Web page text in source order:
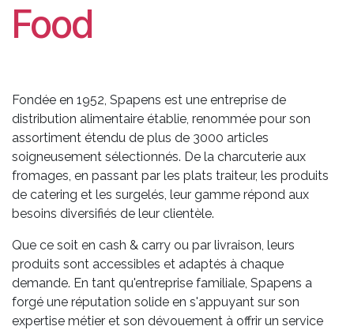
Food
Fondée en 1952, Spapens est une entreprise de
distribution alimentaire établie, renommée pour son
assortiment étendu de plus de 3000 articles
soigneusement sélectionnés. De la charcuterie aux
fromages, en passant par les plats traiteur, les produits
de catering et les surgelés, leur gamme répond aux
besoins diversifiés de leur clientèle.
Que ce soit en cash & carry ou par livraison, leurs
produits sont accessibles et adaptés à chaque
demande. En tant qu'entreprise familiale, Spapens a
forgé une réputation solide en s'appuyant sur son
expertise métier et son dévouement à offrir un service